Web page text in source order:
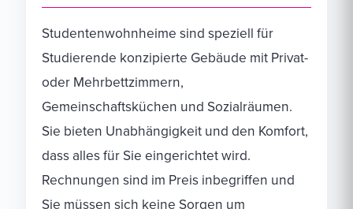
Studentenwohnheime sind speziell für
Studierende konzipierte Gebäude mit Privat-
oder Mehrbettzimmern,
Gemeinschaftsküchen und Sozialräumen.
Sie bieten Unabhängigkeit und den Komfort,
dass alles für Sie eingerichtet wird.
Rechnungen sind im Preis inbegriffen und
Sie müssen sich keine Sorgen um